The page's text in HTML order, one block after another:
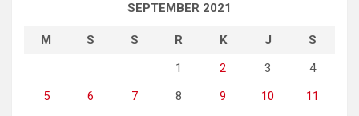
SEPTEMBER 2021
M S S R K J
S
1
2 3
4
5
6 7 8 9 10
11